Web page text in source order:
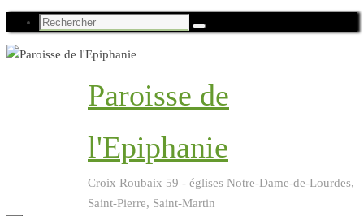
Passer
contenu
Recherche
:
Rechercher
Paroisse de
l'Epiphanie
Croix Roubaix 59 - églises Notre-Dame-de-Lourdes,
Saint-Pierre, Saint-Martin